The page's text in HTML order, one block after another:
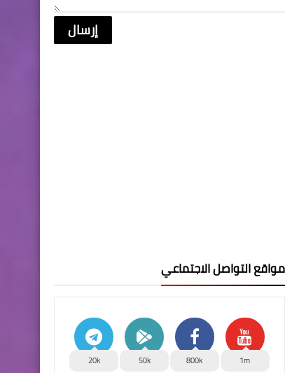
مواقع التواصل الاجتماعي
1m
800k
50k
20k